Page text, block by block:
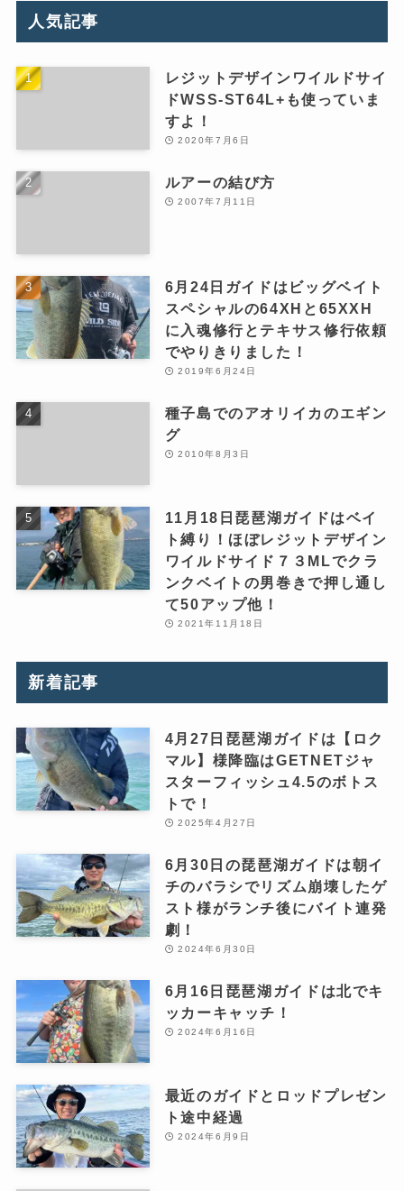
人気記事
レジットデザインワイルドサイ
ドWSS-ST64L+も使っていま
すよ！
2020年7月6日
ルアーの結び方
2007年7月11日
6月24日ガイドはビッグベイト
スペシャルの64XHと65XXH
に入魂修行とテキサス修行依頼
でやりきりました！
2019年6月24日
種子島でのアオリイカのエギン
グ
2010年8月3日
11月18日琵琶湖ガイドはベイ
ト縛り！ほぼレジットデザイン
ワイルドサイド７３MLでクラ
ンクベイトの男巻きで押し通し
て50アップ他！
2021年11月18日
新着記事
4月27日琵琶湖ガイドは【ロク
マル】様降臨はGETNETジャ
スターフィッシュ4.5のボトス
トで！
2025年4月27日
6月30日の琵琶湖ガイドは朝イ
チのバラシでリズム崩壊したゲ
スト様がランチ後にバイト連発
劇！
2024年6月30日
6月16日琵琶湖ガイドは北でキ
ッカーキャッチ！
2024年6月16日
最近のガイドとロッドプレゼン
ト途中経過
2024年6月9日